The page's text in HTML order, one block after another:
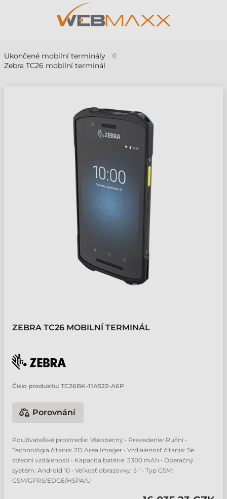
Ukončené mobilní terminály
Zebra TC26 mobilní terminál
ZEBRA TC26 MOBILNÍ TERMINÁL
Číslo produktu: TC26BK-11A522-A6P
Porovnání
Používateľské prostredie: Všeobecný • Prevedenie: Ruční •
Technológia čítania: 2D Area Imager • Vzdialenosť čítania: Se
střední vzdáleností • Kapacita batérie: 3300 mAh • Operačný
systém: Android 10 • Veľkosť obrazovky: 5 " • Typ GSM:
GSM/GPRS/EDGE/HSPA/U